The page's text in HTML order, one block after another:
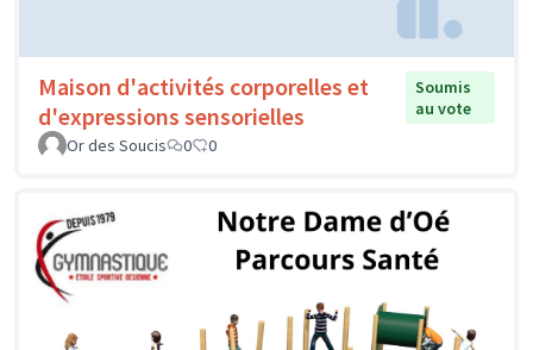
Maison d'activités corporelles et
d'expressions sensorielles
Soumis
au vote
Or des Soucis
0 0